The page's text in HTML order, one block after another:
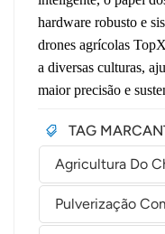
hardware robusto e
drones agrícolas
a diversas culturas,
maior precisão e
TAG
Agricultura Do
Pulverização